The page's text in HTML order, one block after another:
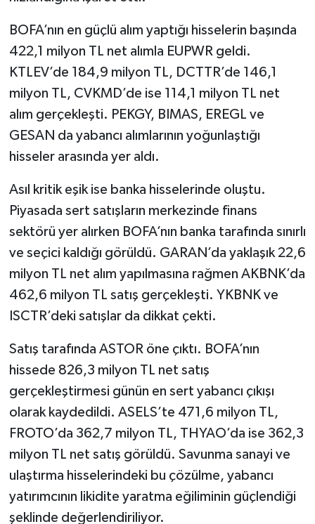
BOFA’nın en güçlü alım yaptığı hisselerin başında
422,1 milyon TL net alımla EUPWR geldi.
KTLEV’de 184,9 milyon TL, DCTTR’de 146,1
milyon TL, CVKMD’de ise 114,1 milyon TL net
alım gerçekleşti. PEKGY, BIMAS, EREGL ve
GESAN da yabancı alımlarının yoğunlaştığı
hisseler arasında yer aldı.
Asıl kritik eşik ise banka hisselerinde oluştu.
Piyasada sert satışların merkezinde finans
sektörü yer alırken BOFA’nın banka tarafında sınırlı
ve seçici kaldığı görüldü. GARAN’da yaklaşık 22,6
milyon TL net alım yapılmasına rağmen AKBNK’da
462,6 milyon TL satış gerçekleşti. YKBNK ve
ISCTR’deki satışlar da dikkat çekti.
Satış tarafında ASTOR öne çıktı. BOFA’nın
hissede 826,3 milyon TL net satış
gerçekleştirmesi günün en sert yabancı çıkışı
olarak kaydedildi. ASELS’te 471,6 milyon TL,
FROTO’da 362,7 milyon TL, THYAO’da ise 362,3
milyon TL net satış görüldü. Savunma sanayi ve
ulaştırma hisselerindeki bu çözülme, yabancı
yatırımcının likidite yaratma eğiliminin güçlendiği
şeklinde değerlendiriliyor.